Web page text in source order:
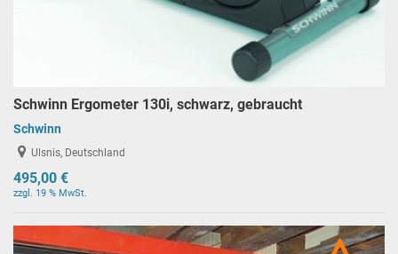
Schwinn Ergometer 130i, schwarz, gebraucht
Schwinn
Ulsnis, Deutschland
495,00 €
zzgl. 19 % MwSt.